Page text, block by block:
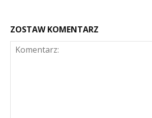
ZOSTAW KOMENTARZ